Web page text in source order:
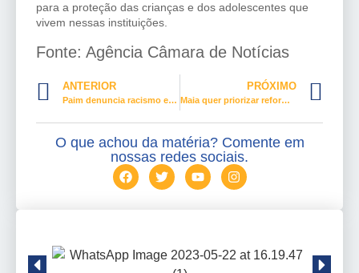
para a proteção das crianças e dos adolescentes que
vivem nessas instituições.​
Fonte: Agência Câmara de Notícias
ANTERIOR
Paim denuncia racismo estrutural e pede debate permanente sobre o tema
PRÓXIMO
Maia quer priorizar reforma tributária e pede colaboração do setor privado para retomada econômica
O que achou da matéria? Comente em
nossas redes sociais.